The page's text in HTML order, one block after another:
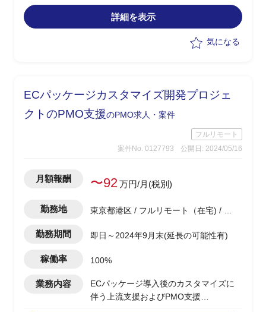
についてはサービス機能開発は進行して
いるが、サービス全体のグランドデザイ
ン、ビジネススキームのデザインについ
きたい
詳細を表示
気になる
ECパッケージカスタマイズ開発プロジェ
クトのPMO支援のPMO求人・案件
フルリモート
案件No. 0127793
公開日: 2024/05/16
月額報酬 〜92万円/月(税別)
勤務地
東京都港区 / フルリモート（在宅) / 浜
勤務期間 即日～2024年9月末(延長の可能性有)
稼働率 100%
業務内容
ECパッケージ導入後のカスタマイズに
伴う上流支援およびPMO支援